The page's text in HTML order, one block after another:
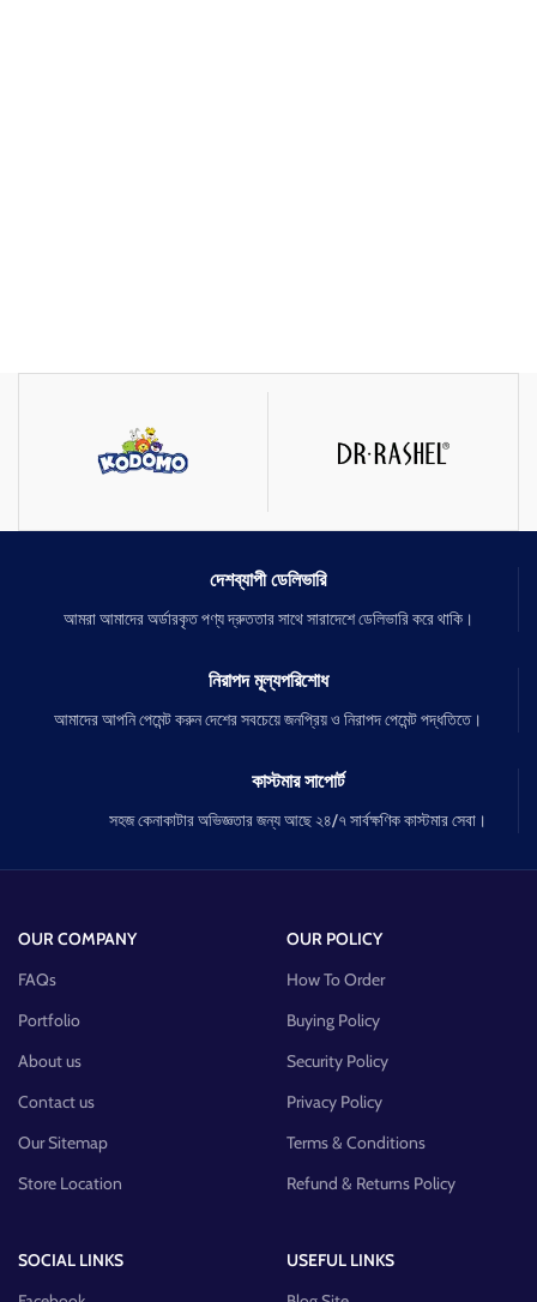
দেশব্যাপী ডেলিভারি
আমরা আমাদের অর্ডারকৃত পণ্য দ্রুততার সাথে সারাদেশে ডেলিভারি করে থাকি।
নিরাপদ মূল্যপরিশোধ
আমাদের আপনি পেমেন্ট করুন দেশের সবচেয়ে জনপ্রিয় ও নিরাপদ পেমেন্ট পদ্ধতিতে।
কাস্টমার সাপোর্ট
সহজ কেনাকাটার অভিজ্ঞতার জন্য আছে ২৪/৭ সার্বক্ষণিক কাস্টমার সেবা।
OUR COMPANY
FAQs
Portfolio
About us
Contact us
Our Sitemap
Store Location
OUR POLICY
How To Order
Buying Policy
Security Policy
Privacy Policy
Terms & Conditions
Refund & Returns Policy
SOCIAL LINKS
USEFUL LINKS